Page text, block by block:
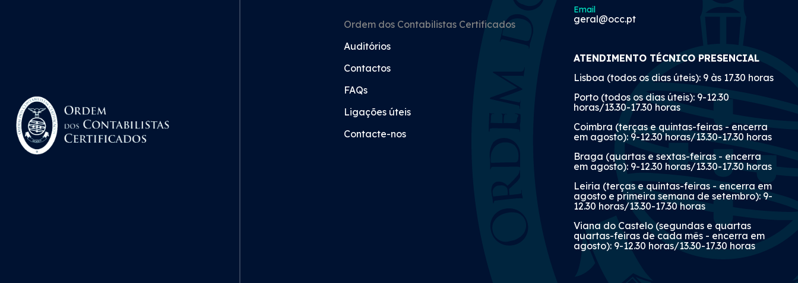
Ordem dos Contabilistas Certificados
Auditórios
Contactos
FAQs
Ligações úteis
Contacte-nos
Email
geral@occ.pt
ATENDIMENTO TÉCNICO PRESENCIAL
Lisboa (todos os dias úteis): 9 às 17.30 horas
Porto (todos os dias úteis): 9-12.30
horas/13.30-17.30 horas
Coimbra (terças e quintas-feiras - encerra
em agosto): 9-12.30 horas/13.30-17.30 horas
Braga (quartas e sextas-feiras - encerra
em agosto): 9-12.30 horas/13.30-17.30 horas
Leiria (terças e quintas-feiras - encerra em
agosto e primeira semana de setembro): 9-
12.30 horas/13.30-17.30 horas
Viana do Castelo (segundas e quartas
quartas-feiras de cada mês - encerra em
agosto): 9-12.30 horas/13.30-17.30 horas